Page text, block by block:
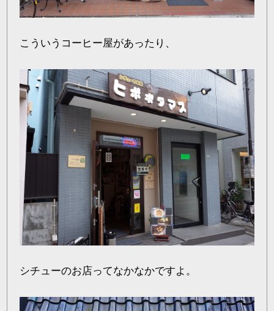
こういうコーヒー屋があったり、
シチューのお店ってなかなかですよ。